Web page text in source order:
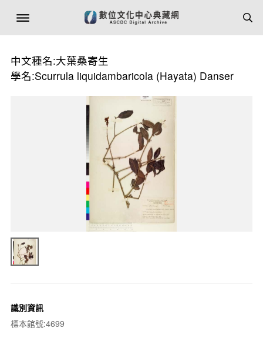
中文種名:大葉桑寄生
學名:Scurrula liquidambaricola (Hayata) Danser
識別資訊
標本館號:4699